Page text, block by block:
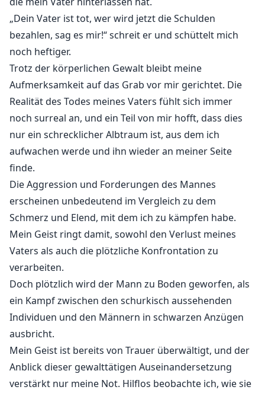
„Dein Vater ist tot, wer wird jetzt die Schulden
bezahlen, sag es mir!“ schreit er und schüttelt mich
noch heftiger.
Trotz der körperlichen Gewalt bleibt meine
Aufmerksamkeit auf das Grab vor mir gerichtet. Die
Realität des Todes meines Vaters fühlt sich immer
noch surreal an, und ein Teil von mir hofft, dass dies
nur ein schrecklicher Albtraum ist, aus dem ich
aufwachen werde und ihn wieder an meiner Seite
finde.
Die Aggression und Forderungen des Mannes
erscheinen unbedeutend im Vergleich zu dem
Schmerz und Elend, mit dem ich zu kämpfen habe.
Mein Geist ringt damit, sowohl den Verlust meines
Vaters als auch die plötzliche Konfrontation zu
verarbeiten.
Doch plötzlich wird der Mann zu Boden geworfen, als
ein Kampf zwischen den schurkisch aussehenden
Individuen und den Männern in schwarzen Anzügen
ausbricht.
Mein Geist ist bereits von Trauer überwältigt, und der
Anblick dieser gewalttätigen Auseinandersetzung
verstärkt nur meine Not. Hilflos beobachte ich, wie sie